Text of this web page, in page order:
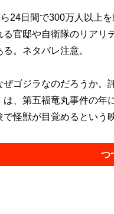
24日間で300万人以上
る官邸や自衛隊のリアリ
。ネタバレ注意。
ゴジラなのだろうか。
は、第五福竜丸事件の
で怪獣が目覚めるという
つ